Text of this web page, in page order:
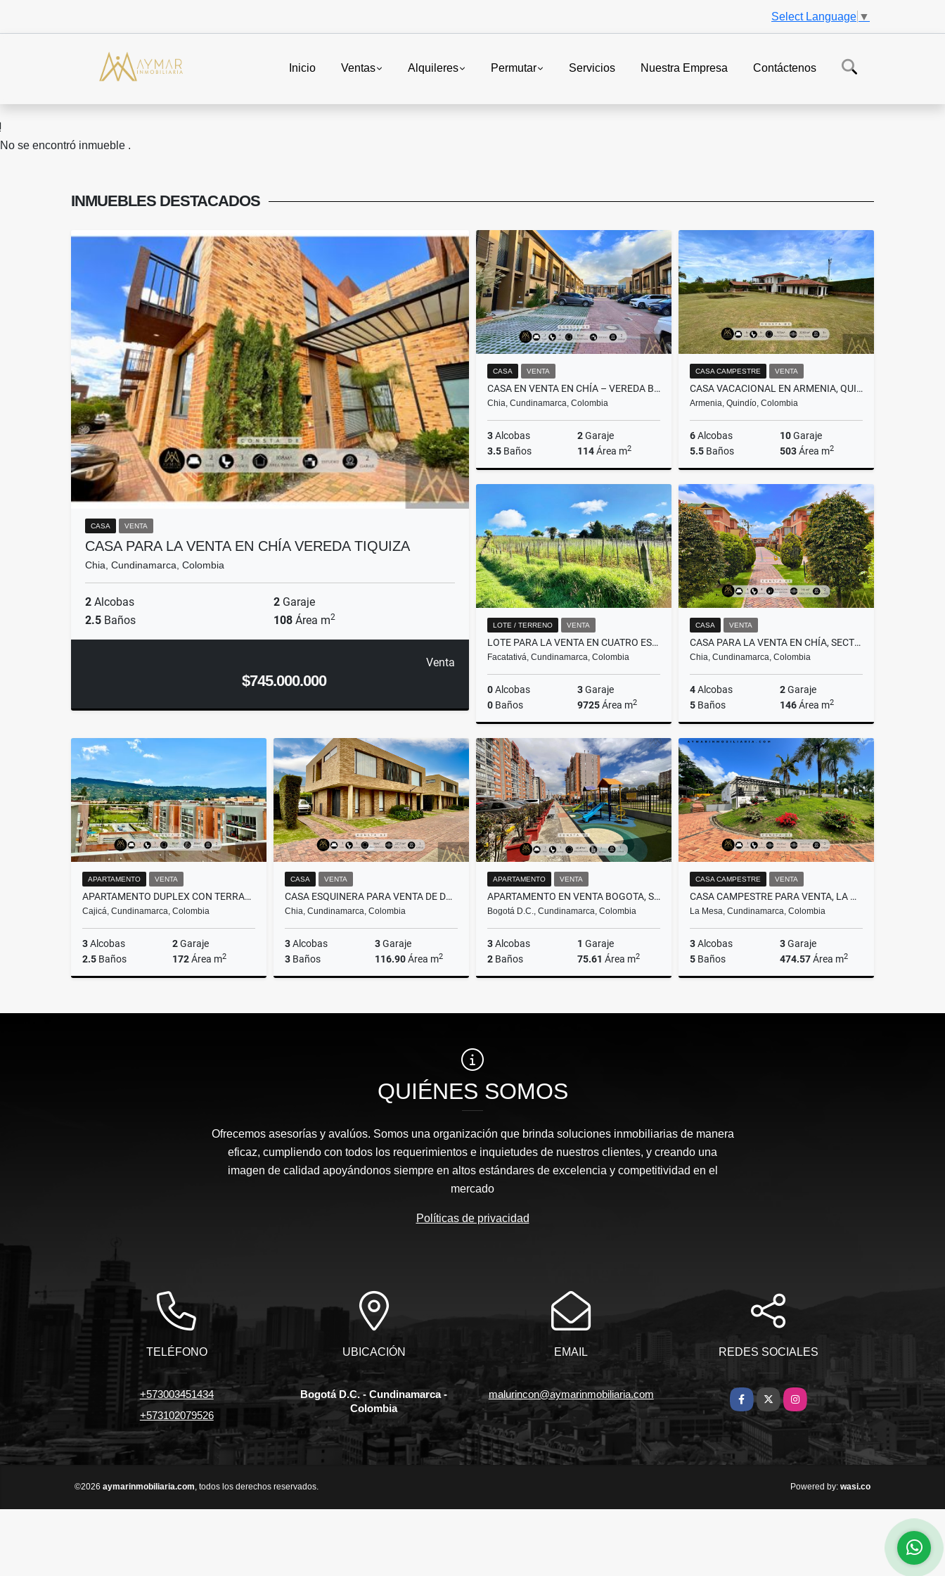
Select Language ▼
Inicio Ventas Alquileres Permutar Servicios Nuestra Empresa Contáctenos
No se encontró inmueble .
INMUEBLES DESTACADOS
CASA VENTA
CASA PARA LA VENTA EN CHÍA VEREDA TIQUIZA
Chia, Cundinamarca, Colombia
2 Alcobas 2 Garaje
2.5 Baños 108 Área m2
Venta
$745.000.000
CASA VENTA
CASA EN VENTA EN CHÍA – VEREDA BOJACÁ
Chia, Cundinamarca, Colombia
3Alcobas 2Garaje
3.5 Baños 114Área m2
$720.000.000
CASA CAMPESTRE VENTA
CASA VACACIONAL EN ARMENIA, QUINDIO PARA VENTA.
Armenia, Quindío, Colombia
6Alcobas 10Garaje
5.5 Baños 503Área m2
Venta
$2.272.000.000
Alquiler
$1.700.000
LOTE / TERRENO VENTA
LOTE PARA LA VENTA EN CUATRO ESQUINAS FACATATIVA CUNDINAMARCA.
Facatativá, Cundinamarca, Colombia
0Alcobas 3Garaje
0 Baños 9725Área m2
Venta
$645.000.000
CASA VENTA
CASA PARA LA VENTA EN CHÍA, SECTOR DE RIO FRIO
Chia, Cundinamarca, Colombia
4Alcobas 2Garaje
5 Baños 146Área m2
Venta
$685.000.000
APARTAMENTO VENTA
APARTAMENTO DUPLEX CON TERRAZA, SECTOR MILLA DE ORO CAJICA
Cajicá, Cundinamarca, Colombia
3Alcobas 2Garaje
2.5 Baños 172Área m2
$780.000.000
CASA VENTA
CASA ESQUINERA PARA VENTA DE DOS NIVELES EN CHÍA
Chia, Cundinamarca, Colombia
3Alcobas 3Garaje
3 Baños 116.90Área m2
$873.000.000
APARTAMENTO VENTA
APARTAMENTO EN VENTA BOGOTA, SANTA TERESA.
Bogotá D.C., Cundinamarca, Colombia
3Alcobas 1 Garaje
2 Baños 75.61 Área m2
$450.000.000
CASA CAMPESTRE VENTA
CASA CAMPESTRE PARA VENTA, LA MESA CUNDINAMARCA.
La Mesa, Cundinamarca, Colombia
3Alcobas 3Garaje
5 Baños 474.57Área m2
$1.100.000.000 $4.500.000
QUIÉNES SOMOS
Ofrecemos asesorías y avalúos. Somos una organización que brinda soluciones inmobiliarias de manera
eficaz, cumpliendo con todos los requerimientos e inquietudes de nuestros clientes, y creando una
imagen de calidad apoyándonos siempre en altos estándares de excelencia y competitividad en el
mercado
Políticas de privacidad
TELÉFONO
+573003451434
+573102079526
UBICACIÓN
Bogotá D.C. - Cundinamarca -
Colombia
EMAIL
malurincon@aymarinmobiliaria.com
REDES SOCIALES
Facebook
X Instagram
©2026 aymarinmobiliaria.com, todos los derechos reservados. Powered by: wasi.co